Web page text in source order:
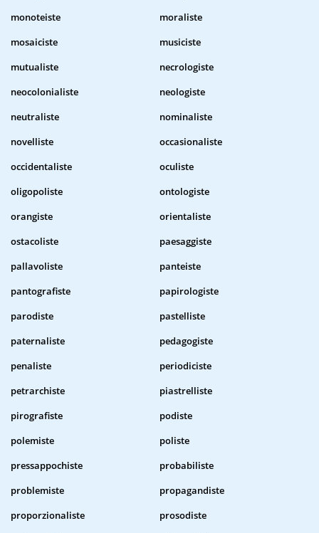
monoteiste
moraliste
mosaiciste
musiciste
mutualiste
necrologiste
neocolonialiste
neologiste
neutraliste
nominaliste
novelliste
occasionaliste
occidentaliste
oculiste
oligopoliste
ontologiste
orangiste
orientaliste
ostacoliste
paesaggiste
pallavoliste
panteiste
pantografiste
papirologiste
parodiste
pastelliste
paternaliste
pedagogiste
penaliste
periodiciste
petrarchiste
piastrelliste
pirografiste
podiste
polemiste
poliste
pressappochiste
probabiliste
problemiste
propagandiste
proporzionaliste
prosodiste